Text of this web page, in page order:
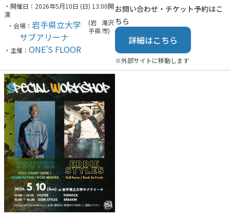
・開催日：2026年5月10日 (日) 13:00開
演
・会場： 岩手県立大学
サブアリーナ
(岩
手県
滝沢
市)
・主催： ONE’S FLOOR
お問い合わせ・チケット予約はこ
ちら
詳細はこちら
※外部サイトに移動します